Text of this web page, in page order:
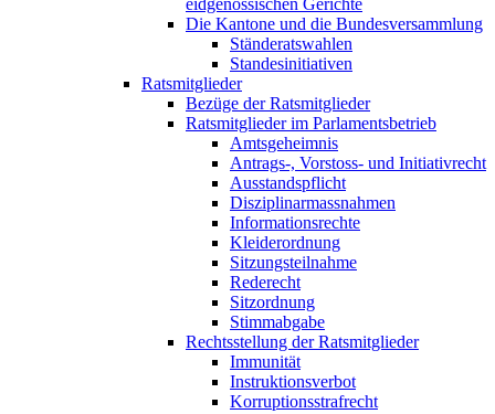
eidgenössischen Gerichte
Die Kantone und die Bundesversammlung
Ständeratswahlen
Standesinitiativen
Ratsmitglieder
Bezüge der Ratsmitglieder
Ratsmitglieder im Parlamentsbetrieb
Amtsgeheimnis
Antrags-, Vorstoss- und Initiativrecht
Ausstandspflicht
Disziplinarmassnahmen
Informationsrechte
Kleiderordnung
Sitzungsteilnahme
Rederecht
Sitzordnung
Stimmabgabe
Rechtsstellung der Ratsmitglieder
Immunität
Instruktionsverbot
Korruptionsstrafrecht